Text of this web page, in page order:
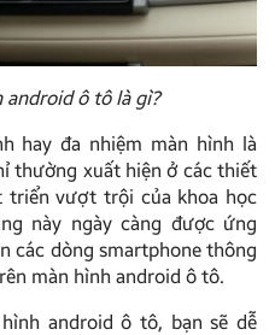
android ô tô là gì?
hay đa nhiệm màn hình là
thường xuất hiện ở các thiết
triển vượt trội của khoa học
này ngày càng được ứng
các dòng smartphone thông
màn hình android ô tô.
android ô tô, bạn sẽ dễ